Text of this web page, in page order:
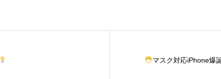
マスク対応iPhone爆